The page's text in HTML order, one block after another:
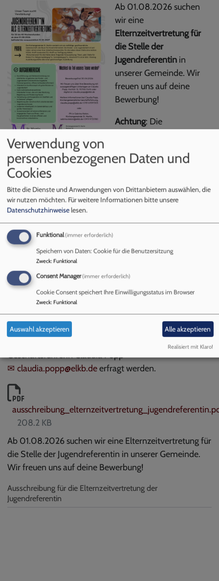
BildrechteJugendarbeit St. Martin
Ab 01.08.2026 suchen
wir eine
Elternzeitvertretung für
die Stelle der
Jugendreferentin in
unserer Gemeinde. Wir
freuen uns auf deine
Bewerbung!
Achtung: Die
Bewerbungen für weniger Stunden sind willkommen.
(Stand 6.7.26)
Außerdem suchen wir einePädagogische Kraft für die
Kinder- und Jugendarbeit (m/w/d) für 20
Wochenstunden
Nähere Infos in unserer
Infos zur Stelle können bei Pfarrerin Sabrina Kielon,
sabrina.kielon@elkb.de
, Jugendreferentin Pauline
Geschäftsführerin Claudia Popp
claudia.popp@elkb.deerfragt werden.
208.2 KB
Ab 01.08.2026 suchen wir eine Elternzeitvertretung für
die Stelle der Jugendreferentin in unserer Gemeinde.
Wir freuen uns auf deine Bewerbung!
Ausschreibung für die Elternzeitvertretung der
Jugendreferentin
Verwendung von
personenbezogenen Daten und
Cookies
Bitte die Dienste und Anwendungen von Drittanbietern auswählen, die
wir nutzen möchten. Für weitere Informationen bitte unsere
Datenschutzhinweiselesen.
Funktional (immer erforderlich)
Speichern von Daten: Cookie für die Benutzersitzung
Zweck: Funktional
Consent Manager (immer erforderlich)
Cookie Consent speichert Ihre Einwilligungsstatus im Browser
Zweck: Funktional
Auswahl akzeptieren Alle akzeptieren
Realisiert mit Klaro!